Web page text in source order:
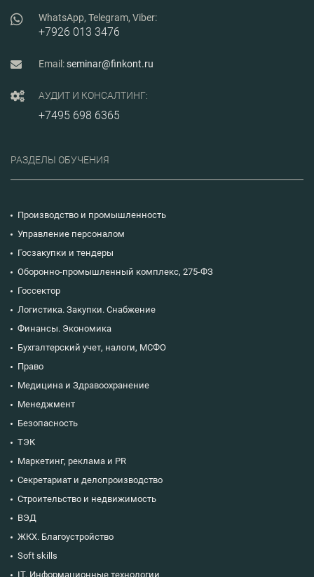
WhatsApp, Telegram, Viber:
+7926 013 3476
Email:seminar@finkont.ru
АУДИТ И КОНСАЛТИНГ:
+7495 698 6365
РАЗДЕЛЫ ОБУЧЕНИЯ
Производство и промышленность
Управление персоналом
Госзакупки и тендеры
Оборонно-промышленный комплекс, 275-ФЗ
Госсектор
Логистика. Закупки. Снабжение
Финансы. Экономика
Бухгалтерский учет, налоги, МСФО
Право
Медицина и Здравоохранение
Менеджмент
Безопасность
ТЭК
Маркетинг, реклама и PR
Секретариат и делопроизводство
Строительство и недвижимость
ВЭД
ЖКХ. Благоустройство
Soft skills
IT. Информационные технологии